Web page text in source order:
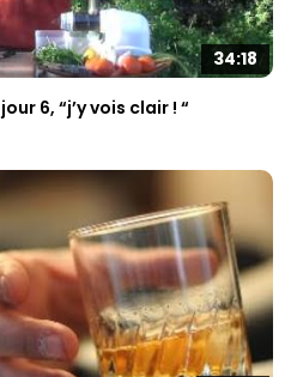
34:18
6, “j’y vois clair ! “